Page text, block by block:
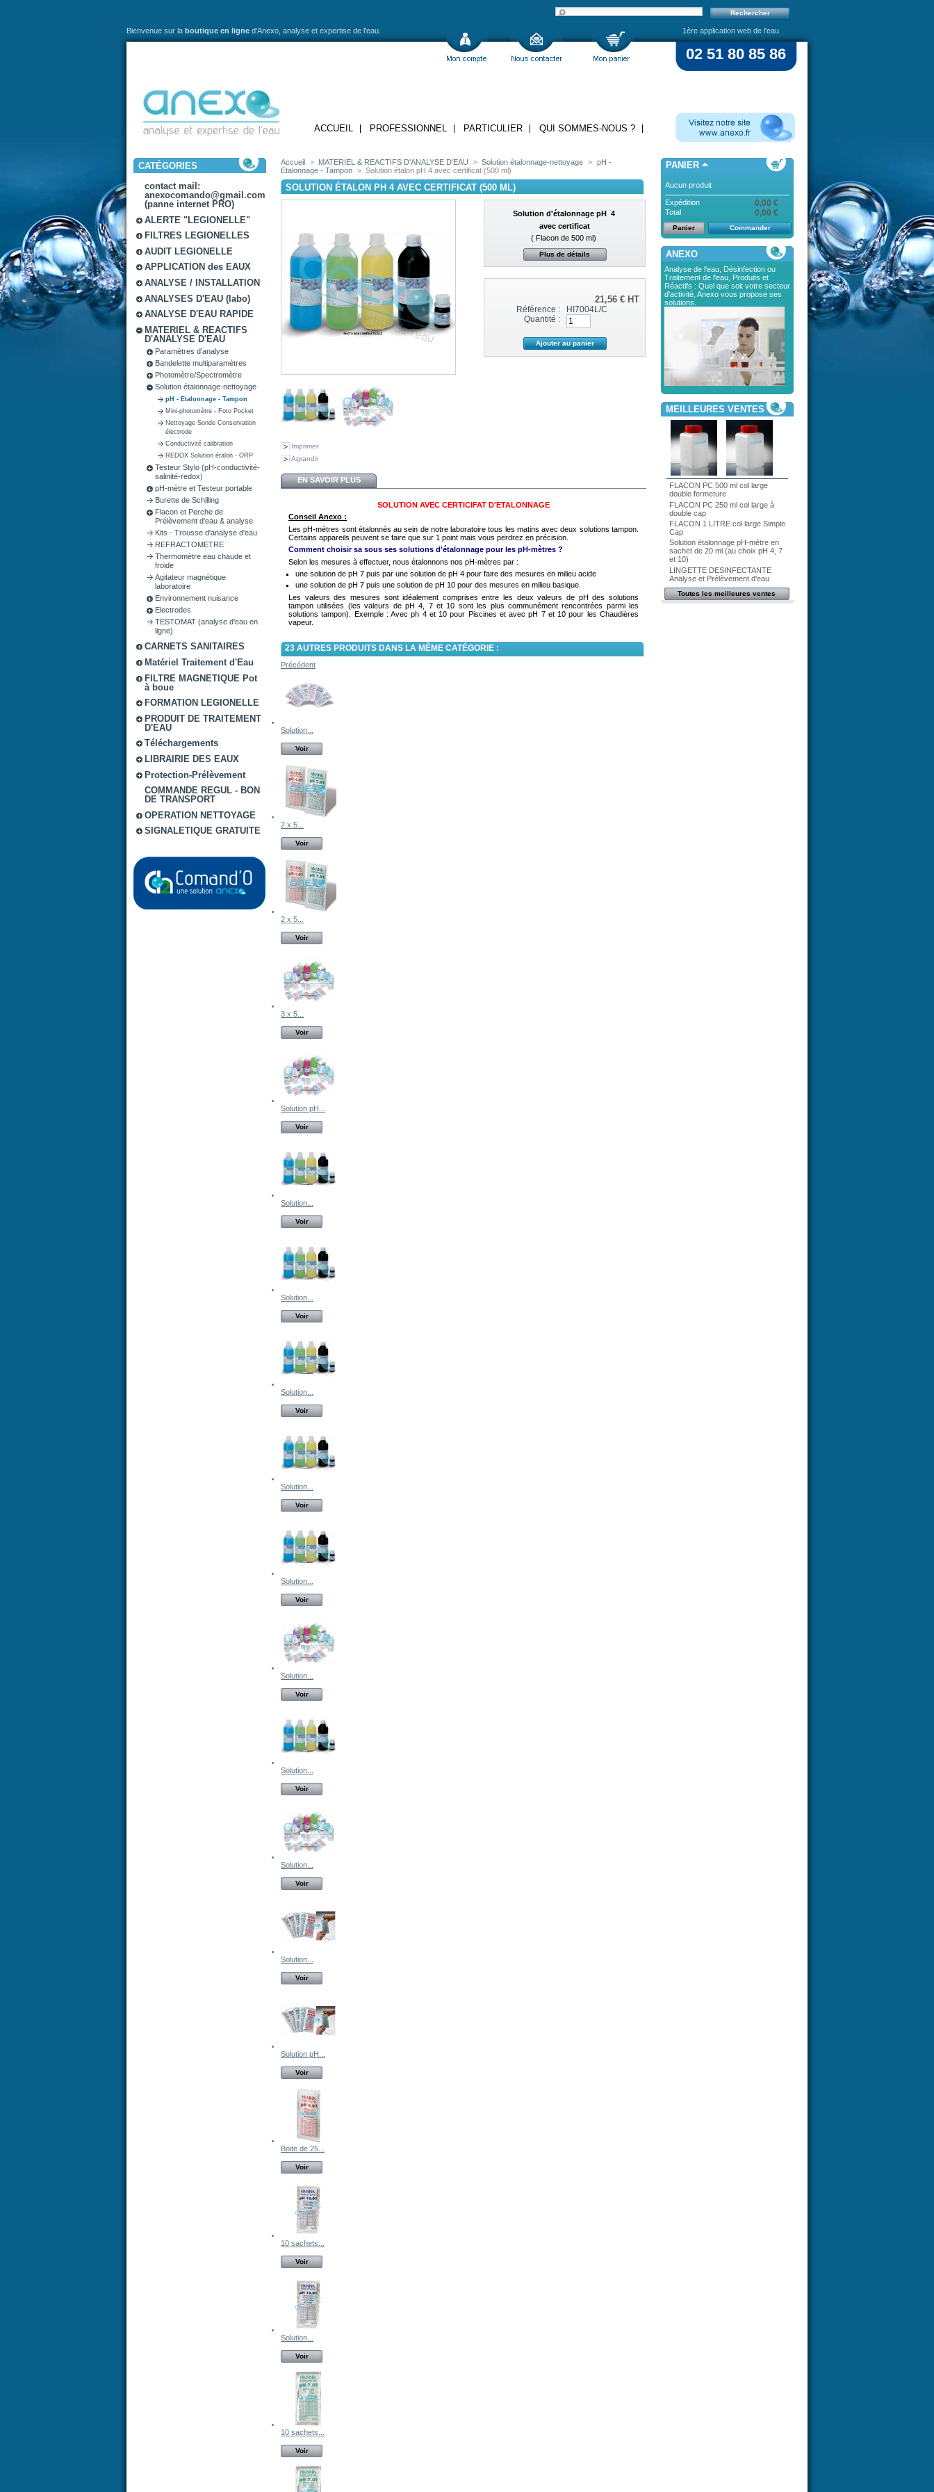
Bienvenue sur la boutique en ligne d'Anexo, analyse et expertise de l'eau. 1ère application web de l'eau
02 51 80 85 86
ACCUEIL PROFESSIONNEL PARTICULIER QUI SOMMES-NOUS ?
CATÉGORIES
contact mail:
anexocomando@gmail.com
(panne internet PRO)
ALERTE "LEGIONELLE"
FILTRES LEGIONELLES
AUDIT LEGIONELLE
APPLICATION des EAUX
ANALYSE / INSTALLATION
ANALYSES D'EAU (labo)
ANALYSE D'EAU RAPIDE
MATERIEL & REACTIFS
D'ANALYSE D'EAU
Paramètres d'analyse
Bandelette multiparamètres
Photomètre/Spectromètre
Solution étalonnage-nettoyage
pH - Etalonnage - Tampon
Mini-photomètre - Foto Pocket
Nettoyage Sonde Conservation
électrode
Conductivité calibration
REDOX Solution étalon - ORP
Testeur Stylo (pH-conductivité-
salinité-redox)
pH-mètre et Testeur portable
Burette de Schilling
Flacon et Perche de
Prélèvement d'eau & analyse
Kits - Trousse d'analyse d'eau
REFRACTOMETRE
Thermomètre eau chaude et
froide
Agitateur magnétique
laboratoire
Environnement nuisance
Electrodes
TESTOMAT (analyse d'eau en
ligne)
CARNETS SANITAIRES
Matériel Traitement d'Eau
FILTRE MAGNETIQUE Pot
à boue
FORMATION LEGIONELLE
PRODUIT DE TRAITEMENT
D'EAU
Téléchargements
LIBRAIRIE DES EAUX
Protection-Prélèvement
COMMANDE REGUL - BON
DE TRANSPORT
OPERATION NETTOYAGE
SIGNALETIQUE GRATUITE
Accueil > MATERIEL & REACTIFS D'ANALYSE D'EAU > Solution étalonnage-nettoyage > pH -
Etalonnage - Tampon > Solution étalon pH 4 avec certificat (500 ml)
SOLUTION ÉTALON PH 4 AVEC CERTIFICAT (500 ML)
Imprimer
Agrandir
Solution d'étalonnage pH 4
avec certificat
( Flacon de 500 ml)
Plus de détails
21,56 €HT
Référence :
HI7004L/C
Quantité :
EN SAVOIR PLUS
SOLUTION AVEC CERTICIFAT D'ETALONNAGE
Conseil Anexo :
Les pH-mètres sont étalonnés au sein de notre laboratoire tous les matins avec deux solutions tampon.
Certains appareils peuvent se faire que sur 1 point mais vous perdrez en précision.
Comment choisir sa sous ses solutions d'étalonnage pour les pH-mètres ?
Selon les mesures à effectuer, nous étalonnons nos pH-mètres par :
une solution de pH 7 puis par une solution de pH 4 pour faire des mesures en milieu acide
une solution de pH 7 puis une solution de pH 10 pour des mesures en milieu basique.
Les valeurs des mesures sont idéalement comprises entre les deux valeurs de pH des solutions
tampon utilisées (les valeurs de pH 4, 7 et 10 sont les plus communément rencontrées parmi les
solutions tampon). Exemple : Avec ph 4 et 10 pour Piscines et avec pH 7 et 10 pour les Chaudières
vapeur.
23 AUTRES PRODUITS DANS LA MÊME CATÉGORIE :
Précédent
Solution...
Voir
2 x 5...
Voir
2 x 5...
Voir
3 x 5...
Voir
Solution pH...
Voir
Solution...
Voir
Solution...
Voir
Solution...
Voir
Solution...
Voir
Solution...
Voir
Solution...
Voir
Solution...
Voir
Solution...
Voir
Solution...
Voir
Solution pH...
Voir
Boite de 25...
Voir
10 sachets...
Voir
Solution...
Voir
10 sachets...
Voir
PANIER
Aucun produit
Expédition 0,00 €
Total 0,00 €
Panier Commander
ANEXO
Analyse de l'eau, Désinfection ou
Traitement de l'eau, Produits et
Réactifs : Quel que soit votre secteur
d'activité, Anexo vous propose ses
solutions.
MEILLEURES VENTES
FLACON PC 500 ml col large
double fermeture
FLACON PC 250 ml col large à
double cap
FLACON 1 LITRE col large Simple
Cap
Solution étalonnage pH-mètre en
sachet de 20 ml (au choix pH 4, 7
et 10)
LINGETTE DESINFECTANTE
Analyse et Prélèvement d'eau
Toutes les meilleures ventes